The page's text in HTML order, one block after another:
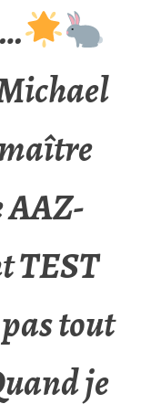
TEST
tout
je